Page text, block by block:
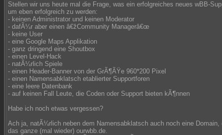
Stellen wir uns heute mal die Frage, was ein erfolgreiches neues wBB-
um eben erfolgreich zu werden:
- keinen Administrator und keinen Moderator
- dafÃ¼r aber einen â€žCommunity Managerâ€œ
- keine User
- eine Google Maps Applikation
- ganz dringend eine Shoutbox
- einen Level-Hack
- natÃ¼rlich Spiele
- einen Header-Banner von der GrÃ¶ÃŸe 960*200 Pixel
- einen Namensabklatsch etablierter Supportforen
- eine leere Datenbank
- auf keinen Fall Leute, die Coden oder Support bieten kÃ¶nnen
Habe ich noch etwas vergessen?
Ach ja, natÃ¼rlich neben dem Namensabklatsch auch noch eine
das ganze (mal wieder) ourwbb.de.